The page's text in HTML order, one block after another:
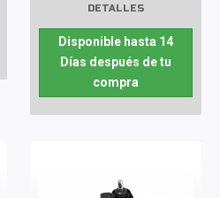
DETALLES
Disponible hasta 14
Días después de tu
compra